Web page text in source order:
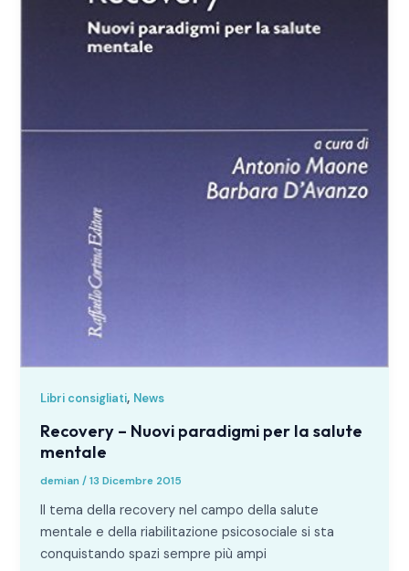
Libri consigliati, News
Recovery – Nuovi paradigmi per la salute
mentale
demian/13 Dicembre 2015
Il tema della recovery nel campo della salute
mentale e della riabilitazione psicosociale si sta
conquistando spazi sempre più ampi